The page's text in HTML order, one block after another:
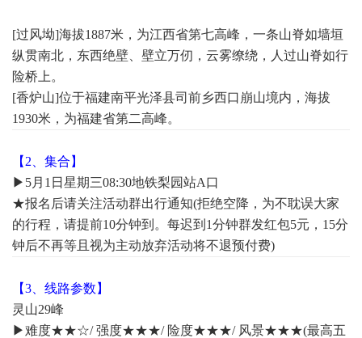
[过风坳]海拔1887米，为江西省第七高峰，一条山脊如墙垣
纵贯南北，东西绝壁、壁立万仞，云雾缭绕，人过山脊如行
险桥上。
[香炉山]位于福建南平光泽县司前乡西口崩山境内，海拔
1930米，为福建省第二高峰。
【2、集合】
▶5月1日星期三08:30地铁梨园站A口
★报名后请关注活动群出行通知(拒绝空降，为不耽误大家
的行程，请提前10分钟到。每迟到1分钟群发红包5元，15分
钟后不再等且视为主动放弃活动将不退预付费)
【3、线路参数】
灵山29峰
▶难度★★☆/ 强度★★★/ 险度★★★/ 风景★★★(最高五